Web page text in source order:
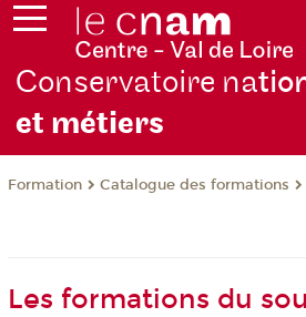
Conservatoire na
et métiers
Formation Catalogue des formations
Les formations du